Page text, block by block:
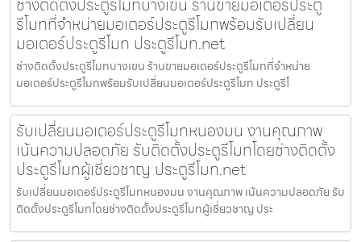
รีโมทที่จำหน่ายมอเตอร์ประตูรีโมทพร้อมรับเปลี่ยน
มอเตอร์ประตูรีโมท ประตูรีโมท.net
ช่างติดตั้งประตูรีโมทบางเขน ร้านขายมอเตอร์ประตูรีโมทที่จำหน่าย
มอเตอร์ประตูรีโมทพร้อมรับเปลี่ยนมอเตอร์ประตูรีโมท ประตูรีโ
รับเปลี่ยนมอเตอร์ประตูรีโมทหนองมน งานคุณภาพ
เน้นความปลอดภัย รับติดตั้งประตูรีโมทโดยช่างติดตั้ง
ประตูรีโมทผู้เชี่ยวชาญ ประตูรีโมท.net
รับเปลี่ยนมอเตอร์ประตูรีโมทหนองมน งานคุณภาพ เน้นความปลอดภัย รับ
ติดตั้งประตูรีโมทโดยช่างติดตั้งประตูรีโมทผู้เชี่ยวชาญ ประ